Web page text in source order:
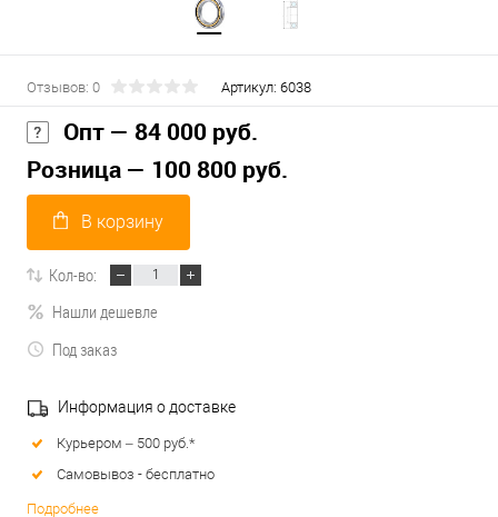
Отзывов: 0 Артикул: 6038
Опт — 84 000 руб.
Розница — 100 800 руб.
В корзину
Кол-во:
Нашли дешевле
Под заказ
Информация о доставке
Курьером – 500 руб.*
Самовывоз - бесплатно
Подробнее